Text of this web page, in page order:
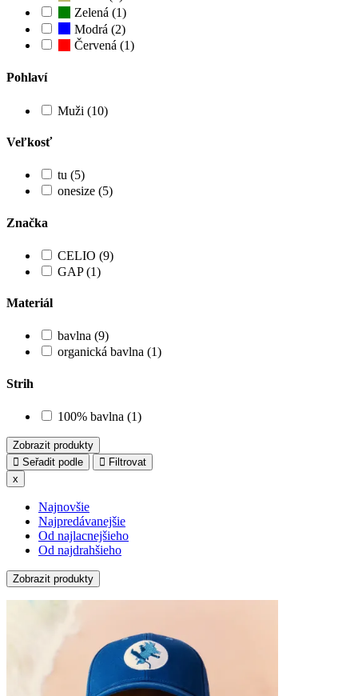
Zelená (1)
Modrá (2)
Červená (1)
Pohlaví
Muži (10)
Veľkosť
tu (5)
onesize (5)
Značka
CELIO (9)
GAP (1)
Materiál
bavlna (9)
organická bavlna (1)
Strih
100% bavlna (1)
Zobrazit produkty
Seřadit podle
Filtrovat
x
Najnovšie
Najpredávanejšie
Od najlacnejšieho
Od najdrahšieho
Zobrazit produkty